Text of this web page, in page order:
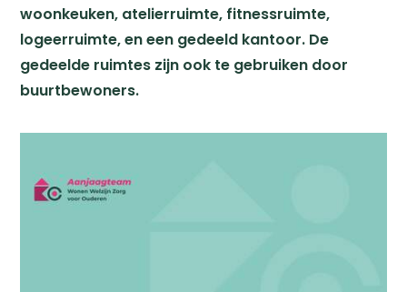
woonkeuken, atelierruimte, fitnessruimte,
logeerruimte, en een gedeeld kantoor. De
gedeelde ruimtes zijn ook te gebruiken door
buurtbewoners.